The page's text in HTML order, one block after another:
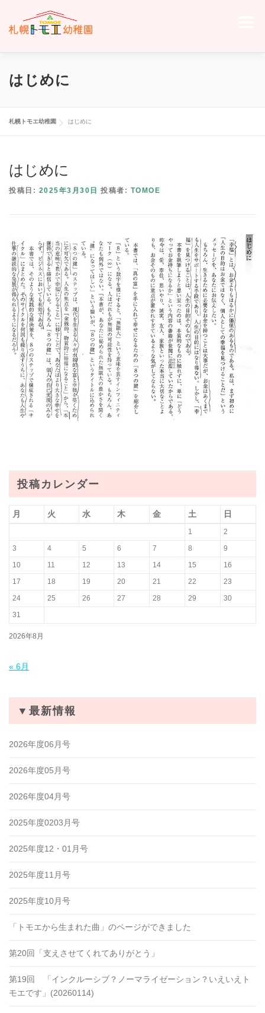
ツ
ホーム トモエについて
交通案内 お問い合わせ
はじめに
札幌トモエ幼稚園 はじめに
はじめに
投稿日: 2025年3月30日 投稿者: TOMOE
投稿カレンダー
2026年8月
月 火 水 木 金 土 日
1
2
3
4 5 6 7 8
9
10
11 12 13 14 15
16
17
18 19 20 21 22
23
24
25 26 27 28 29
30
31
« 6月
▼最新情報
2026年度06月号
2026年度05月号
2026年度04月号
2025年度0203月号
2025年度12・01月号
2025年度11月号
2025年度10月号
「トモエから生まれた曲」のページができました
第20回「支えさせてくれてありがとう」
第19回 「インクルーシブ？ノーマライゼーション？いえいえト
モエです」(20260114)